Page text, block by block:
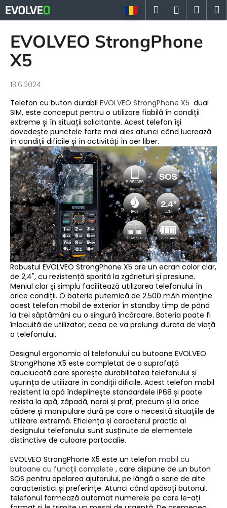
Treci
conținut
Căutare Coş
EVOLVEO StrongPhone
X5
13.6.2024
Telefon cu buton durabil EVOLVEO StrongPhone X5 dual
SIM, este conceput pentru o utilizare fiabilă în condiții
extreme și în situații solicitante. Acest telefon își
dovedește punctele forte mai ales atunci când lucrează
în condiții dificile și în activități în aer liber.
Robustul EVOLVEO StrongPhone X5 are un ecran color clar,
de 2,4", cu rezistență sporită la zgârieturi și presiune.
Meniul clar și simplu facilitează utilizarea telefonului în
orice condiții. O baterie puternică de 2.500 mAh menține
acest telefon mobil de exterior în standby timp de până
la trei săptămâni cu o singură încărcare. Bateria poate fi
înlocuită de utilizator, ceea ce va prelungi durata de viață
a telefonului.
Designul ergonomic al telefonului cu butoane EVOLVEO
StrongPhone X5 este completat de o suprafață
cauciucată care sporește durabilitatea telefonului și
ușurința de utilizare în condiții dificile. Acest telefon mobil
rezistent la apă îndeplinește standardele IP68 și poate
rezista la apă, zăpadă, noroi și praf, precum și la orice
cădere și manipulare dură pe care o necesită situațiile de
utilizare extremă. Eficiența și caracterul practic al
designului telefonului sunt susținute de elementele
distinctive de culoare portocalie.
EVOLVEO StrongPhone X5 este un telefon mobil cu
butoane cu funcții complete , care dispune de un buton
SOS pentru apelarea ajutorului, pe lângă o serie de alte
caracteristici și preferințe. Atunci când apăsați butonul,
telefonul formează automat numerele pe care le-ați
C
o
C
e
c
u
t
a
ţ
i
?
CĂUTARE